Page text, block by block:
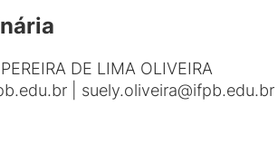
DE LIMA OLIVEIRA
| suely.oliveira@ifpb.edu.br